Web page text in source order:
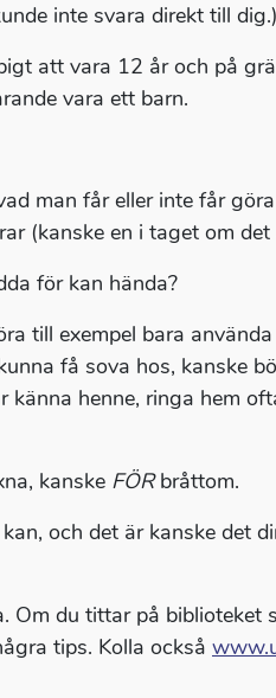
inte svara direkt till dig.)
att vara 12 år och på
vara ett barn.
man får eller inte får
(kanske en i taget om det
för kan hända?
till exempel bara
få sova hos, kanske
henne, ringa hem
kanske FÖRbråttom.
och det är kanske det
Om du tittar på biblioteket
tips. Kolla också